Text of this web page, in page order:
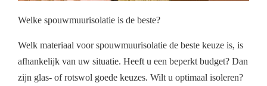
Welke spouwmuurisolatie is de beste?
Welk materiaal voor spouwmuurisolatie de beste keuze is, is
afhankelijk van uw situatie. Heeft u een beperkt budget? Dan
zijn glas- of rotswol goede keuzes. Wilt u optimaal isoleren?